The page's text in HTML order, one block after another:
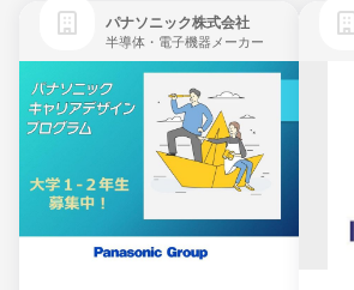
パナソニック株式会社
半導体・電子機器メーカー